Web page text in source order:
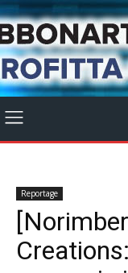
Reportage